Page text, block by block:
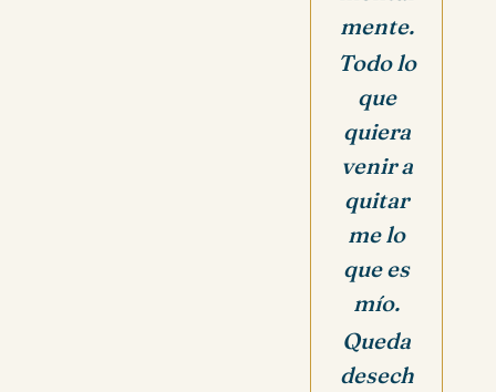
mente.
Todo lo
que
quiera
venir a
quitar
me lo
que es
mío.
Queda
desech